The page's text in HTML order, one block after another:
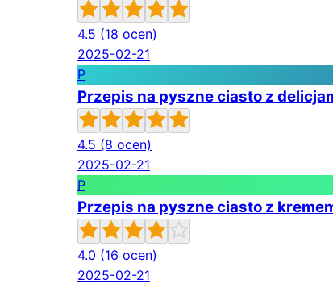
4.5 (18 ocen)
2025-02-21
P
Przepis na pyszne ciasto z
4.5 (8 ocen)
2025-02-21
P
Przepis na pyszne ciasto z
4.0 (16 ocen)
2025-02-21